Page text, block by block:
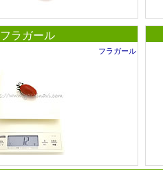
フラガール
フラガール